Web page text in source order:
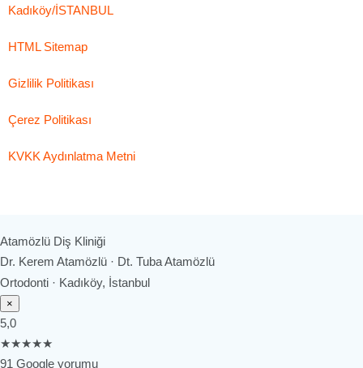
Kadıköy/İSTANBUL
HTML Sitemap
Gizlilik Politikası
Çerez Politikası
KVKK Aydınlatma Metni
Atamözlü Diş Kliniği
Dr. Kerem Atamözlü · Dt. Tuba Atamözlü
Ortodonti · Kadıköy, İstanbul
×
5,0
★★★★★
91 Google yorumu